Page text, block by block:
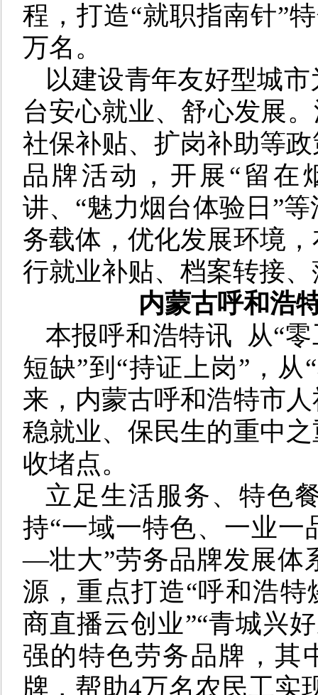
程，打造“就职指南针”
万名。
以建设青年友好型城
台安心就业、舒心发展
社保补贴、扩岗补助等
品牌活动，开展“留在
讲、“魅力烟台体验日”
务载体，优化发展环境
行就业补贴、档案转接
内蒙古呼和浩
本报呼和浩特讯
从“
短缺”到“持证上岗”，从
来，内蒙古呼和浩特市
稳就业、保民生的重中
收堵点。
立足生活服务、特色
持“一域一特色、一业
—壮大”劳务品牌发展体
源，重点打造“呼和浩特
商直播云创业”“青城兴
强的特色劳务品牌，其
牌，帮助4万名农民工实